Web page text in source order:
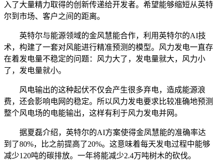
入了大量精力取得的创新传递给开发者。希望能够缩短从英特
尔到市场、客户之间的距离。
英特尔与能源领域的金风慧能合作，利用英特尔的AI技
术，构建了一套对风能进行精准预测的模型。风力发电一直存
在着发电量不稳定的问题：风力大了，发电量就大，风力小
了，发电量就小。
风电输出的这种起伏不仅会产生很多弃电，造成能源浪
费，还会影响电网的稳定。所以风力发电要求比较准确地预测
整个风电场的电能输出，这样有利于风力发电并网。
据夏磊介绍，英特尔的AI方案使得金凤慧能的准确率达
到了80%，比之前提高了20%。这意味着每天发电过程中能够
减少120吨的碳排放。一年将能减少2.4万吨树木的砍伐。